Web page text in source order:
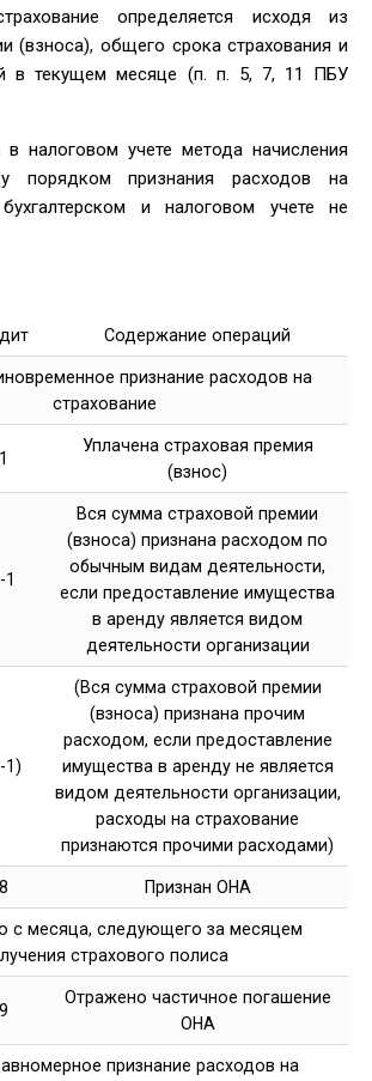
определяется исходя из
(взноса), общего срока страхования и
в текущем месяце (п. п. 5, 7, 11 ПБУ
в налоговом учете метода начисления
порядком признания расходов на
и налоговом учете не
Содержание операций
признание расходов на
страхование
Уплачена страховая премия
(взнос)
1
Вся сумма страховой премии
(взноса) признана расходом по
обычным видам деятельности,
если предоставление имущества
в аренду является видом
деятельности организации
1)
(Вся сумма страховой премии
(взноса) признана прочим
расходом, если предоставление
имущества в аренду не является
видом деятельности организации,
расходы на страхование
признаются прочими расходами)
Признан ОНА
с месяца, следующего за месяцем
страхового полиса
Отражено частичное погашение
ОНА
признание расходов на